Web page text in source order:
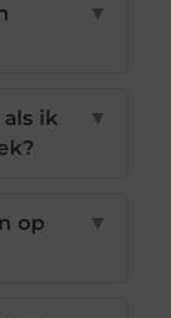
▼
ik
▼
op
▼